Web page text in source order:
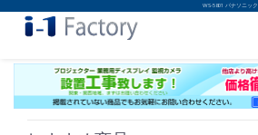
WS-5801 パナソニッ